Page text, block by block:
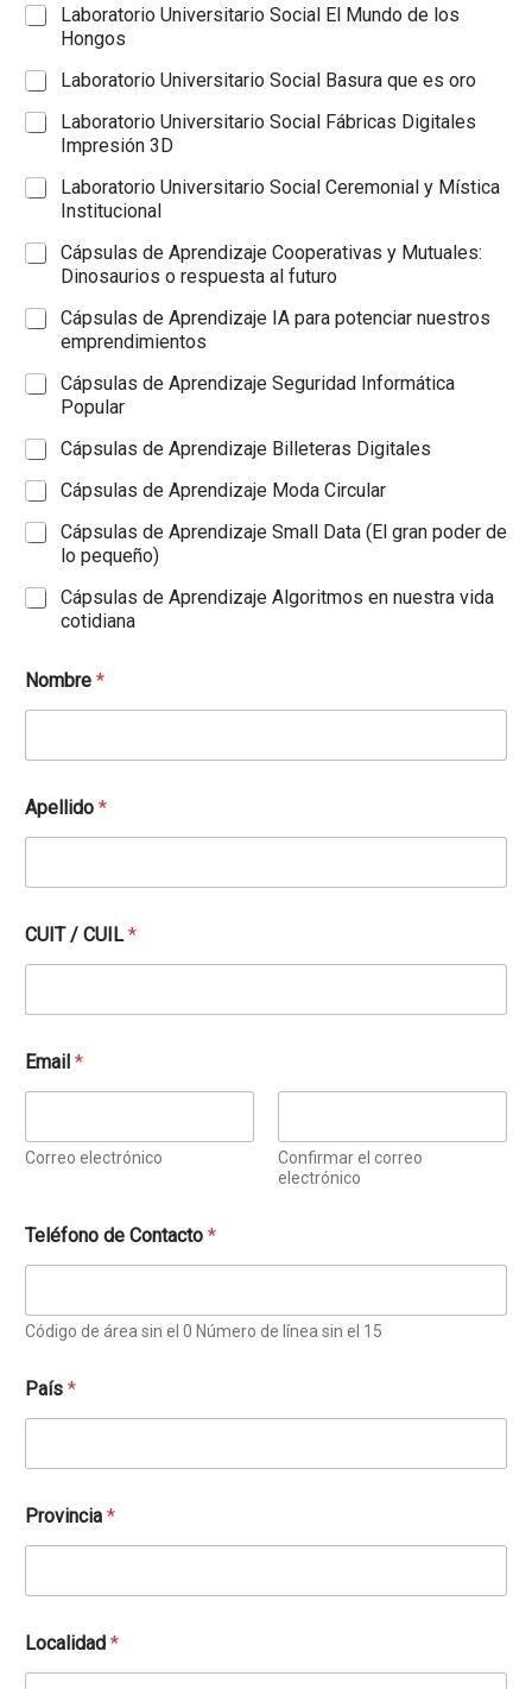
Laboratorio Universitario Social El Mundo de los
Hongos
Laboratorio Universitario Social Basura que es oro
Laboratorio Universitario Social Fábricas Digitales
Impresión 3D
Laboratorio Universitario Social Ceremonial y Mística
Institucional
Cápsulas de Aprendizaje Cooperativas y Mutuales:
Dinosaurios o respuesta al futuro
Cápsulas de Aprendizaje IA para potenciar nuestros
emprendimientos
Cápsulas de Aprendizaje Seguridad Informática
Popular
Cápsulas de Aprendizaje Billeteras Digitales
Cápsulas de Aprendizaje Moda Circular
Cápsulas de Aprendizaje Small Data (El gran poder de
lo pequeño)
Cápsulas de Aprendizaje Algoritmos en nuestra vida
cotidiana
Nombre *
s
o
i
d
o
t
a
a
o
o
p
r
a
i
v
a
Apellido *
CUIT / CUIL*
Email *
Correo electrónico
Confirmar el correo
electrónico
Teléfono de Contacto *
Código de área sin el 0 Número de línea sin el 15
País *
Provincia *
Localidad *